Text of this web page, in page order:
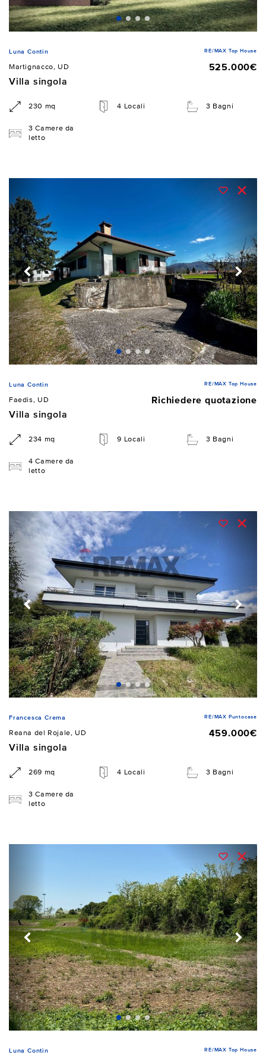
Luna Contin RE/MAX Top House
Martignacco, UD
525.000€
Villa singola
230 mq 4 Locali 3 Bagni
3 Camere da
letto
Luna Contin RE/MAX Top House
Faedis, UD
Richiedere quotazione
Villa singola
234 mq 9 Locali 3 Bagni
4 Camere da
letto
Francesca Crema RE/MAX Puntocase
Reana del Rojale, UD
459.000€
Villa singola
269 mq 4 Locali 3 Bagni
3 Camere da
letto
Luna Contin RE/MAX Top House